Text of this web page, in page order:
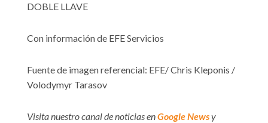
DOBLE LLAVE
Con información de EFE Servicios
Fuente de imagen referencial: EFE/ Chris Kleponis /
Volodymyr Tarasov
Visita nuestro canal de noticias enGoogle Newsy